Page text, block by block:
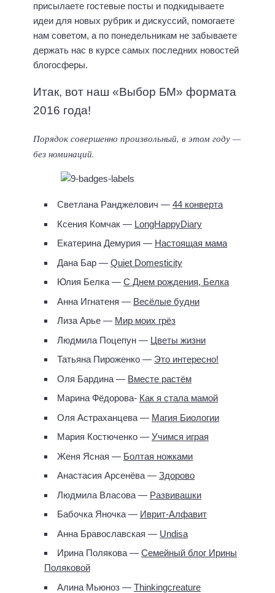
присылаете гостевые посты и подкидываете
идеи для новых рубрик и дискуссий, помогаете
нам советом, а по понедельникам не забываете
держать нас в курсе самых последних новостей
блогосферы.
Итак, вот наш «Выбор БМ» формата
2016 года!
Порядок совершенно произвольный, в этом году —
без номинаций.
Светлана Ранджелович — 44 конверта
Ксения Комчак — LongHappyDiary
Екатерина Демурия — Настоящая мама
Дана Бар — Quiet Domesticity
Юлия Белка — С Днем рождения, Белка
Анна Игнатеня — Весёлые будни
Лиза Арье — Мир моих грёз
Людмила Поцепун — Цветы жизни
Татьяна Пироженко — Это интересно!
Оля Бардина — Вместе растём
Марина Фёдорова- Как я стала мамой
Оля Астраханцева — Магия Биологии
Мария Костюченко — Учимся играя
Женя Ясная — Болтая ножками
Анастасия Арсенёва — Здорово
Людмила Власова — Развивашки
Бабочка Яночка — Иврит-Алфавит
Анна Бравославская — Undisa
Ирина Полякова — Семейный блог Ирины
Поляковой
Алина Мьюноз — Thinkingcreature